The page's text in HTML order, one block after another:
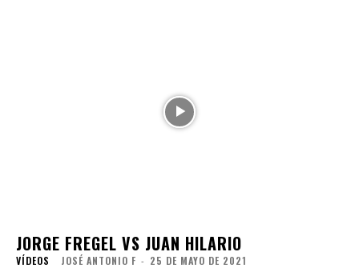
JORGE FREGEL VS JUAN HILARIO
VÍDEOS JOSÉ ANTONIO F - 25 DE MAYO DE 2021